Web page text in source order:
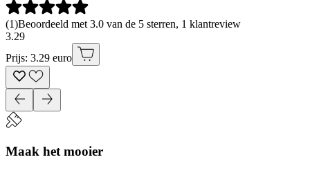
(1)Beoordeeld met 3.0 van de 5 sterren, 1 klantreview
3.29
Prijs: 3.29 euro
Maak het mooier